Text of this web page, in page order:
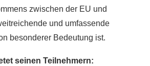
zwischen der EU und
und umfassende
besonderer Bedeutung ist.
seinen Teilnehmern: